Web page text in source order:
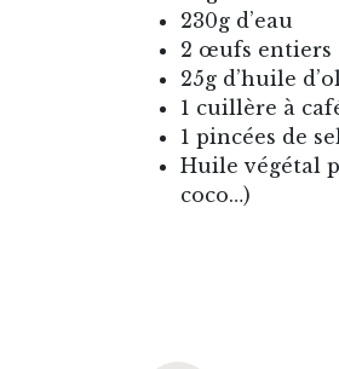
230g d’eau
2 œufs entiers
25g d’huile
1 cuillère à
1 pincées de
Huile végétal
coco…)